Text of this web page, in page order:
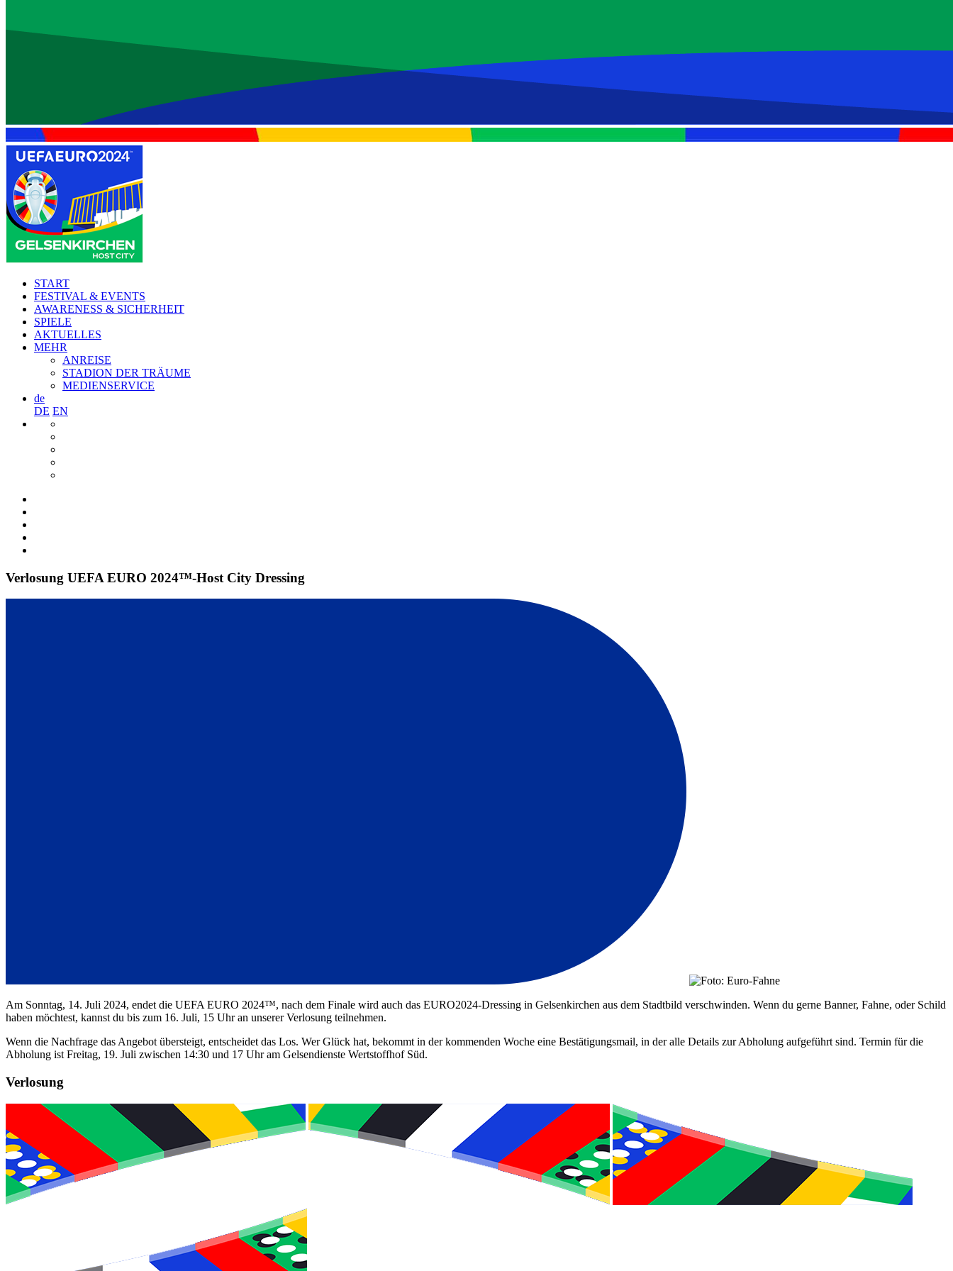
START
FESTIVAL & EVENTS
AWARENESS & SICHERHEIT
SPIELE
AKTUELLES
MEHR
ANREISE
STADION DER TRÄUME
MEDIENSERVICE
de
DE EN
Verlosung UEFA EURO 2024™-Host City Dressing
Am Sonntag, 14. Juli 2024, endet die UEFA EURO 2024™, nach dem Finale wird auch das EURO2024-Dressing in Gelsenkirchen aus dem Stadtbild verschwinden. Wenn du gerne Banner, Fahne, oder Schild
haben möchtest, kannst du bis zum 16. Juli, 15 Uhr an unserer Verlosung teilnehmen.
Wenn die Nachfrage das Angebot übersteigt, entscheidet das Los. Wer Glück hat, bekommt in der kommenden Woche eine Bestätigungsmail, in der alle Details zur Abholung aufgeführt sind. Termin für die
Abholung ist Freitag, 19. Juli zwischen 14:30 und 17 Uhr am Gelsendienste Wertstoffhof Süd.
Verlosung